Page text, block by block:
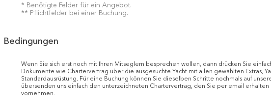
* Benötigte Felder für ein Angebot.
** Pflichtfelder bei einer Buchung.
Bedingungen
Wenn Sie sich erst noch mit Ihren Mitseglern besprechen wollen, dann drücken Sie
Dokumente wie Chartervertrag über die ausgesuchte Yacht mit allen gewählten Extras,
Standardausrüstung. Für eine Buchung können Sie dieselben Schritte nochmals auf
übersenden uns einfach den unterzeichneten Chartervertrag, den Sie per email erhalten
vornehmen.